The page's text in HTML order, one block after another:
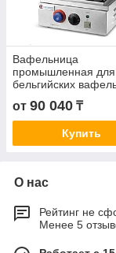
Вафельница
промышленная для
бельгийских
от 90 040 ₸
Купить
О нас
Рейтинг не
Менее 5